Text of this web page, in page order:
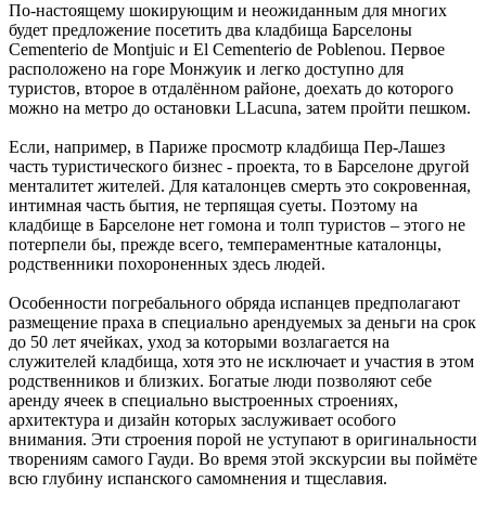
По-настоящему шокирующим и неожиданным для многих
будет предложение посетить два кладбища Барселоны
Cementerio de Montjuic и El Cementerio de Poblenou. Первое
расположено на горе Монжуик и легко доступно для
туристов, второе в отдалённом районе, доехать до которого
можно на метро до остановки LLacuna, затем пройти пешком.
Если, например, в Париже просмотр кладбища Пер-Лашез
часть туристического бизнес - проекта, то в Барселоне другой
менталитет жителей. Для каталонцев смерть это сокровенная,
интимная часть бытия, не терпящая суеты. Поэтому на
кладбище в Барселоне нет гомона и толп туристов – этого не
потерпели бы, прежде всего, темпераментные каталонцы,
родственники похороненных здесь людей.
Особенности погребального обряда испанцев предполагают
размещение праха в специально арендуемых за деньги на срок
до 50 лет ячейках, уход за которыми возлагается на
служителей кладбища, хотя это не исключает и участия в этом
родственников и близких. Богатые люди позволяют себе
аренду ячеек в специально выстроенных строениях,
архитектура и дизайн которых заслуживает особого
внимания. Эти строения порой не уступают в оригинальности
творениям самого Гауди. Во время этой экскурсии вы поймёте
всю глубину испанского самомнения и тщеславия.